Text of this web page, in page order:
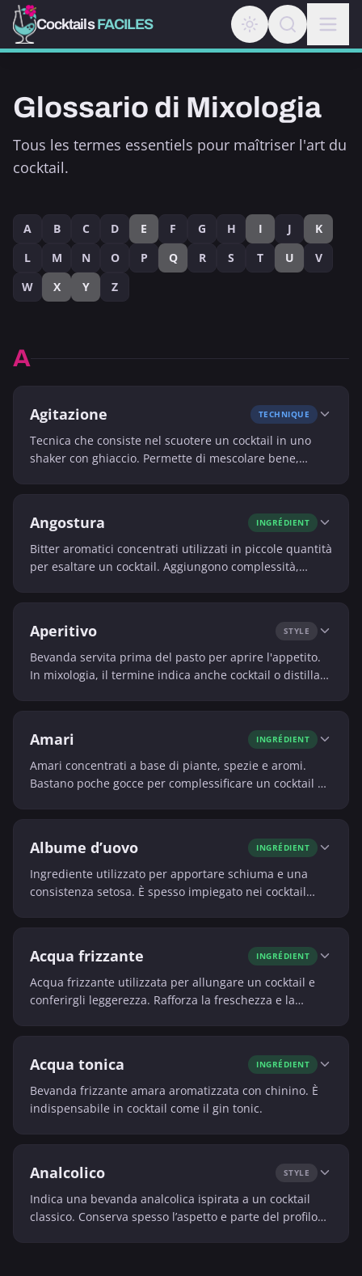
CocktailsFACILES
Glossario di Mixologia
Tous les termes essentiels pour maîtriser l'art du
cocktail.
A B C D E F G H I J
K
L
M N O P Q R S T U
V
W
X Y Z
A
Agitazione TECHNIQUE
Tecnica che consiste nel scuotere un cocktail in uno
shaker con ghiaccio. Permette di mescolare bene,
Angostura INGRÉDIENT
Bitter aromatici concentrati utilizzati in piccole quantità
per esaltare un cocktail. Aggiungono complessità,
Aperitivo STYLE
Bevanda servita prima del pasto per aprire l'appetito.
In mixologia, il termine indica anche cocktail o distillati
Amari INGRÉDIENT
Amari concentrati a base di piante, spezie e aromi.
Bastano poche gocce per complessificare un cocktail ed
Albume d’uovo INGRÉDIENT
Ingrediente utilizzato per apportare schiuma e una
consistenza setosa. È spesso impiegato nei cocktail
Acqua frizzante INGRÉDIENT
Acqua frizzante utilizzata per allungare un cocktail e
conferirgli leggerezza. Rafforza la freschezza e la
Acqua tonica INGRÉDIENT
Bevanda frizzante amara aromatizzata con chinino. È
indispensabile in cocktail come il gin tonic.
Analcolico STYLE
Indica una bevanda analcolica ispirata a un cocktail
classico. Conserva spesso l’aspetto e parte del profilo